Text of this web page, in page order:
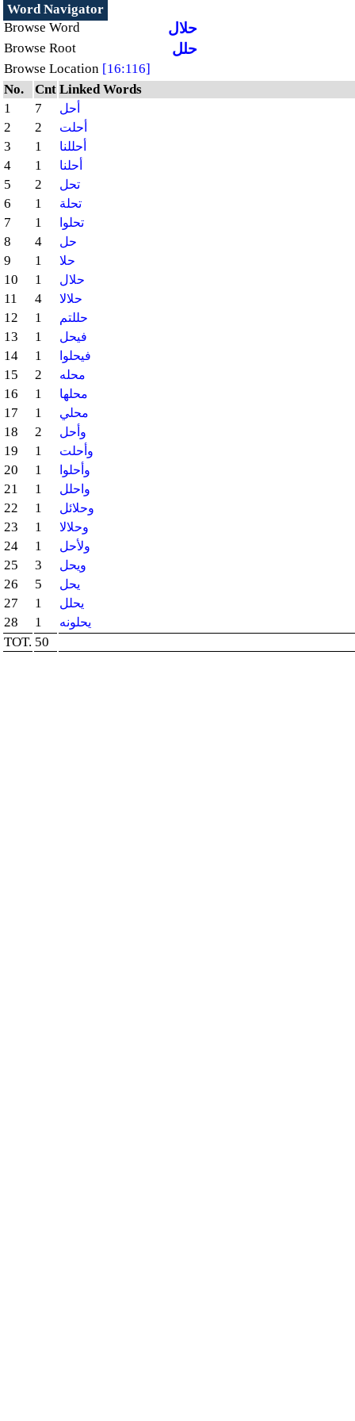
Word Navigator
Browse Word
حلال
Browse Root حلل
Browse Location [16:116]
No.
Cnt Linked Words
1
7 أحل
2 2 أحلت
3 1 أحللنا
4 1 أحلنا
5 2 تحل
6 1 تحلة
7 1 تحلوا
8 4 حل
9 1 حلا
10 1 حلال
11 4 حلالا
12 1 حللتم
13 1 فيحل
14 1 فيحلوا
15 2 محله
16 1 محلها
17 1 محلي
18 2 وأحل
19 1 وأحلت
20 1 وأحلوا
21 1 واحلل
22 1 وحلائل
23 1 وحلالا
24 1 ولأحل
25 3 ويحل
26 5 يحل
27 1 يحلل
28 1 يحلونه
TOT. 50